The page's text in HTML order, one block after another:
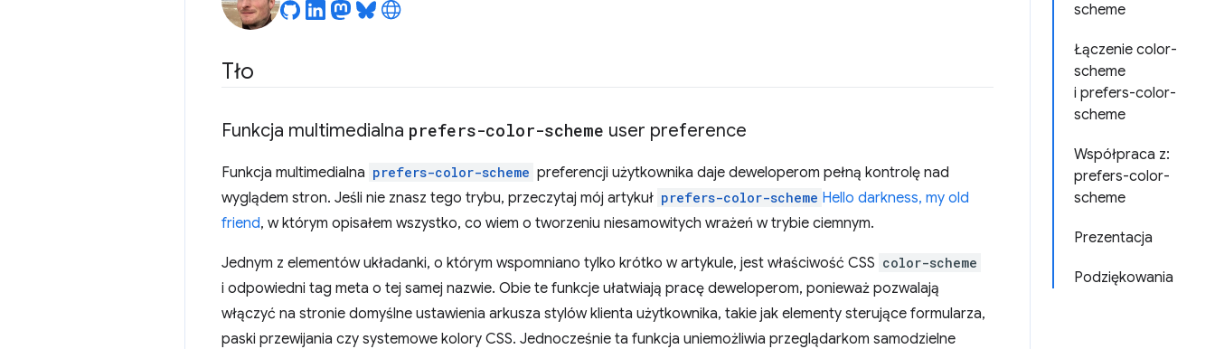
scheme
Łączenie color-
scheme
i prefers-color-
scheme
Współpraca z:
prefers-color-
scheme
Prezentacja
Podziękowania
Tło
Funkcja multimedialna prefers-color-scheme user preference
Funkcja multimedialna prefers-color-scheme preferencji użytkownika daje deweloperom pełną kontrolę nad
wyglądem stron. Jeśli nie znasz tego trybu, przeczytaj mój artykuł prefers-color-scheme Hello darkness, my old
friend, w którym opisałem wszystko, co wiem o tworzeniu niesamowitych wrażeń w trybie ciemnym.
Jednym z elementów układanki, o którym wspomniano tylko krótko w artykule, jest właściwość CSS color-scheme
i odpowiedni tag meta o tej samej nazwie. Obie te funkcje ułatwiają pracę deweloperom, ponieważ pozwalają
włączyć na stronie domyślne ustawienia arkusza stylów klienta użytkownika, takie jak elementy sterujące formularza,
paski przewijania czy systemowe kolory CSS. Jednocześnie ta funkcja uniemożliwia przeglądarkom samodzielne